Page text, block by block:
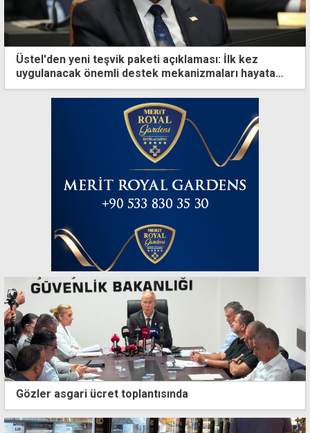
Üstel'den yeni teşvik paketi açıklaması: İlk kez
uygulanacak önemli destek mekanizmaları hayata
geçti
Gözler asgari ücret toplantısında